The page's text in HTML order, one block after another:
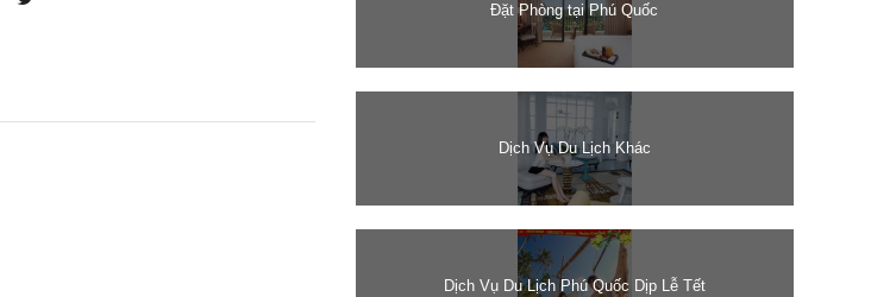
Đặt Phòng tại Phú Quốc
Dịch Vụ Du Lịch Khác
Dịch Vụ Du Lịch Phú Quốc Dịp Lễ Tết